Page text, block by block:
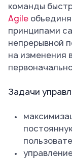
команды
Agile
принципами
непрерывной
на изменения
Задачи